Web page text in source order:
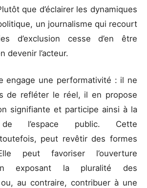
que d’éclairer les dynamiques
un journalisme qui recourt
d’exclusion cesse d’en être
devenir l’acteur.
engage une performativité : il ne
de refléter le réel, il en propose
signifiante et participe ainsi à la
de l’espace public. Cette
peut revêtir des formes
peut favoriser l’ouverture
exposant la pluralité des
au contraire, contribuer à une